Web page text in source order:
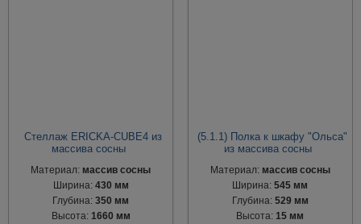
Стеллаж ERICKA-CUBE4 из
массива сосны
Материал: массив сосны
Ширина: 430 мм
Глубина:350 мм
Высота: 1660 мм
(5.1.1) Полка к шкафу "Ольса"
из массива сосны
Материал: массив сосны
Ширина:545 мм
Глубина: 529 мм
Высота:15 мм